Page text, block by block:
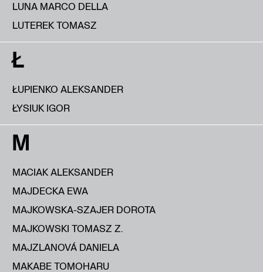
LUNA MARCO DELLA
LUTEREK TOMASZ
Ł
ŁUPIENKO ALEKSANDER
ŁYSIUK IGOR
M
MACIAK ALEKSANDER
MAJDECKA EWA
MAJKOWSKA-SZAJER DOROTA
MAJKOWSKI TOMASZ Z.
MAJZLANOVÁ DANIELA
MAKABE TOMOHARU